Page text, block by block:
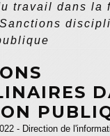
travail dans la
Sanctions
- Direction de